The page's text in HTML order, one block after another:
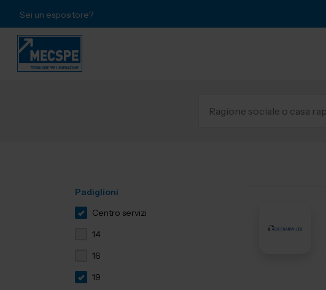
Sei un espositore?
Padiglioni
Centro servizi
14
16
19